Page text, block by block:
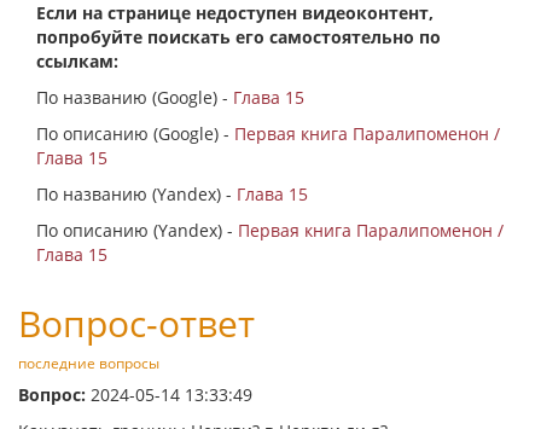
Если на странице недоступен видеоконтент,
попробуйте поискать его самостоятельно по
ссылкам:
По названию (Google) - Глава 15
По описанию (Google) - Первая книга Паралипоменон /
Глава 15
По названию (Yandex) - Глава 15
По описанию (Yandex) - Первая книга Паралипоменон /
Глава 15
Вопрос-ответ
последние вопросы
Вопрос: 2024-05-14 13:33:49